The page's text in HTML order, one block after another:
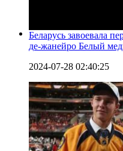
Беларусь завоевала
де-жанейро Белый
2024-07-28 02:40:25